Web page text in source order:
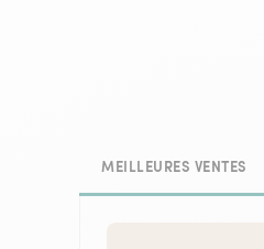
MEILLEURES VENTES